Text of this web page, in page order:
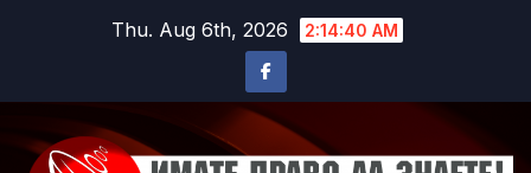
Thu. Aug 6th, 2026 2:14:43 AM